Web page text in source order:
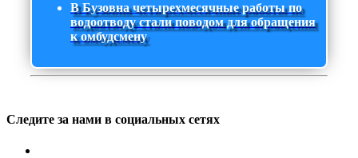
В Бузовна четырехмесячные работы по
водоотводу стали поводом для обращения
к омбудсмену
Следите за нами в социальных сетях